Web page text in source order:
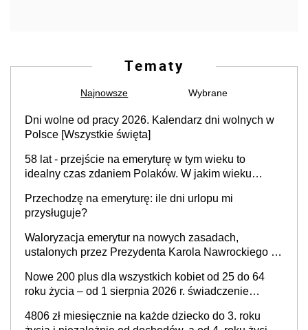
Tematy
Najnowsze Wybrane
Dni wolne od pracy 2026. Kalendarz dni wolnych w
Polsce [Wszystkie święta]
58 lat - przejście na emeryturę w tym wieku to
idealny czas zdaniem Polaków. W jakim wieku
Przechodzę na emeryturę: ile dni urlopu mi
przysługuje?
Waloryzacja emerytur na nowych zasadach,
ustalonych przez Prezydenta Karola Nawrockiego –
podwyżka świadczeń?
Nowe 200 plus dla wszystkich kobiet od 25 do 64
roku życia – od 1 sierpnia 2026 r. świadczenie
4806 zł miesięcznie na każde dziecko do 3. roku